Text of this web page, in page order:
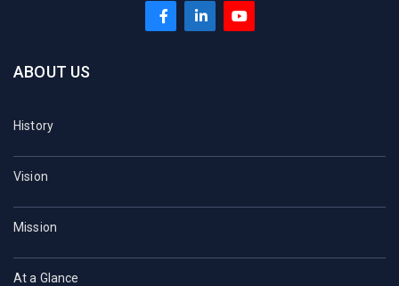
ABOUT US
History
Vision
Mission
At a Glance